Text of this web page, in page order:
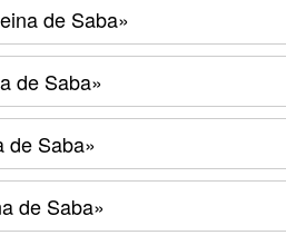
de Saba»
de Saba»
de Saba»
de Saba»